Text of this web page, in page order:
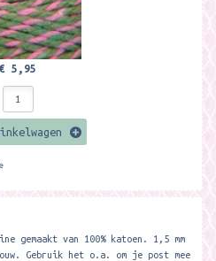
€ 5,95
gemaakt van 100% katoen. 1,5 mm
Gebruik het o.a. om je post mee